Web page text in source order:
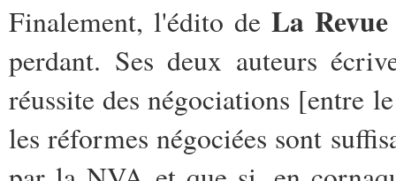
Finalement, l'édito de La
perdant. Ses deux auteurs
réussite des négociations [entre
les réformes négociées sont